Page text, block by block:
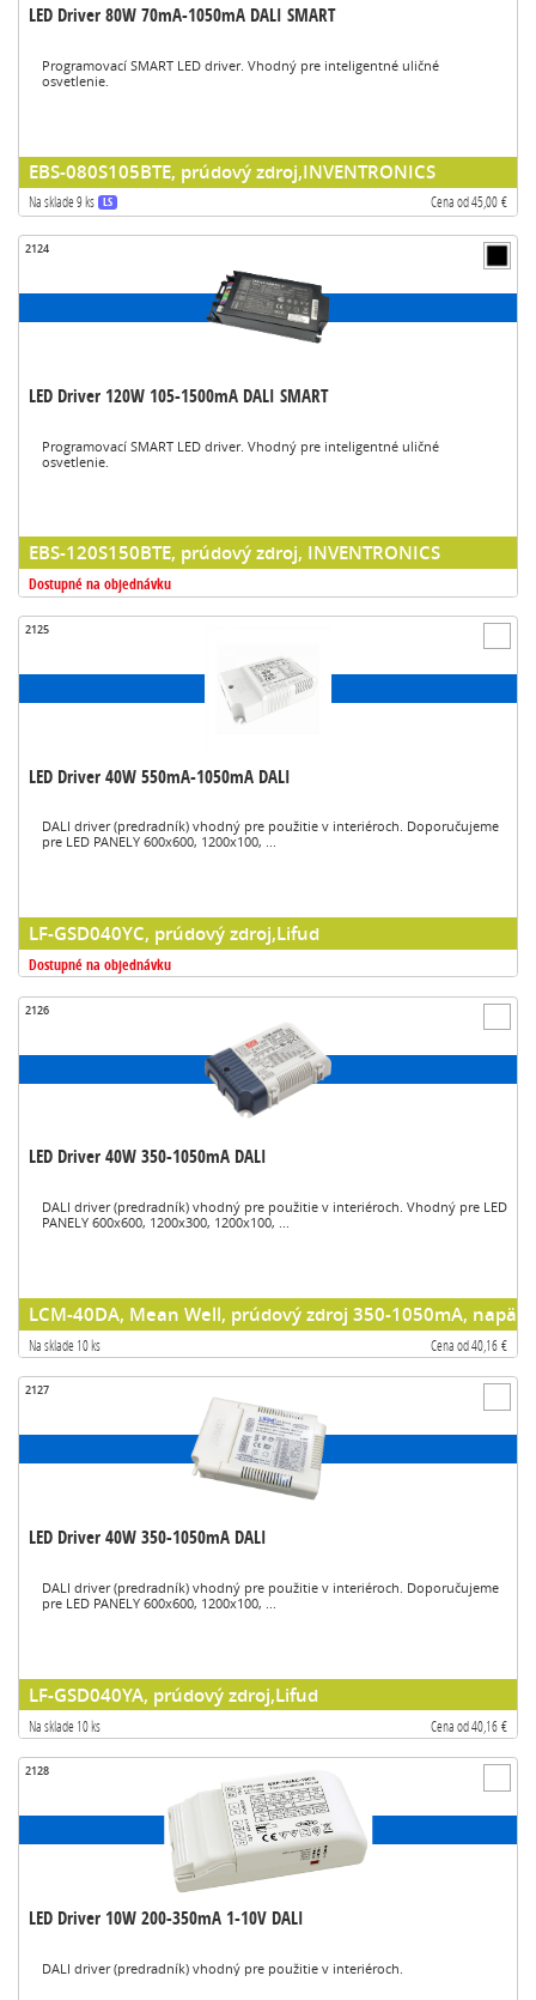
LED Driver 80W 70mA-1050mA DALI SMART
Programovací SMART LED driver. Vhodný pre inteligentné uličné
osvetlenie.
EBS-080S105BTE, prúdový zdroj,INVENTRONICS
Na sklade 9 ks LS Cena od 45,00 €
2124
LED Driver 120W 105-1500mA DALI SMART
Programovací SMART LED driver. Vhodný pre inteligentné uličné
osvetlenie.
EBS-120S150BTE, prúdový zdroj, INVENTRONICS
Dostupné na objednávku
2125
LED Driver 40W 550mA-1050mA DALI
DALI driver (predradník) vhodný pre použitie v interiéroch. Doporučujeme
pre LED PANELY 600x600, 1200x100, ...
LF-GSD040YC, prúdový zdroj,Lifud
Dostupné na objednávku
2126
LED Driver 40W 350-1050mA DALI
DALI driver (predradník) vhodný pre použitie v interiéroch. Vhodný pre LED
PANELY 600x600, 1200x300, 1200x100, ...
LCM-40DA, Mean Well, prúdový zdroj 350-1050mA,
Na sklade 10 ks Cena od 40,16 €
2127
LED Driver 40W 350-1050mA DALI
DALI driver (predradník) vhodný pre použitie v interiéroch. Doporučujeme
pre LED PANELY 600x600, 1200x100, ...
LF-GSD040YA, prúdový zdroj,Lifud
Na sklade 10 ks Cena od 40,16 €
2128
LED Driver 10W 200-350mA 1-10V DALI
DALI driver (predradník) vhodný pre použitie v interiéroch.